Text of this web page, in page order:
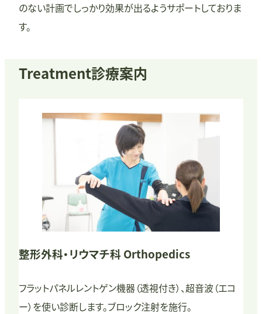
のない計画でしっかり効果が出るようサポートしておりま
す。
Treatment診療案内
整形外科・リウマチ科 Orthopedics
フラットパネルレントゲン機器（透視付き）、超音波（エコ
ー）を使い診断します。ブロック注射を施行。